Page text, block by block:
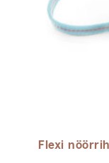
Flexi